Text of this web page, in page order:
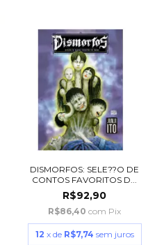
DISMORFOS: SELE??O DE
CONTOS FAVORITOS D...
R$92,90
R$86,40 com Pix
12 x de R$7,74 sem juros